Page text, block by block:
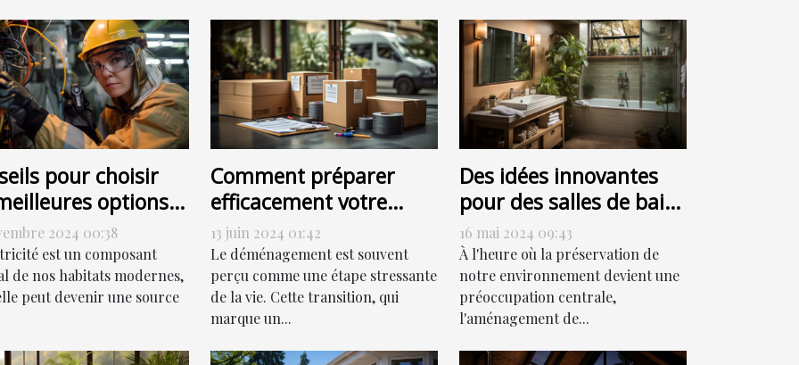
pour choisir
options
2024 00:38
est un composant
de nos habitats modernes,
peut devenir une source
Comment préparer
efficacement votre
déménagement pour
une transition en
douceur
13 juin 2024 01:42
Le déménagement est souvent
perçu comme une étape stressante
de la vie. Cette transition, qui
marque un...
Des idées innovantes
pour des salles de bain
respectueuses de
l'environnement
16 mai 2024 09:43
À l'heure où la préservation de
notre environnement devient une
préoccupation centrale,
l'aménagement de...